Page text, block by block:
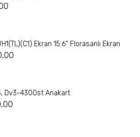
Ekran 15.6” Florasanlı Ekran
Dv3-4300st Anakart